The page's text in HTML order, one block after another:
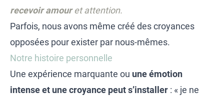
recevoir amouret attention.
Parfois, nous avons même créé des croyances
opposées pour exister par nous-mêmes.
Notre histoire personnelle
Une expérience marquante ou une émotion
intense et une croyance peut s’installer : « je ne